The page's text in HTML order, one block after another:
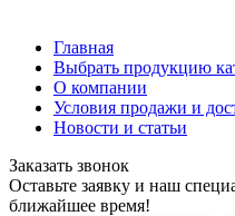
Главная
Выбрать продукцию
О компании
Условия продажи и
Новости и статьи
Заказать звонок
Оставьте заявку и наш
ближайшее время!